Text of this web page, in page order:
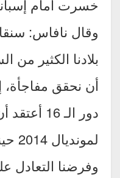
خسرت أمام إسبانيا
وقال نافاس:
بلادنا الكثير من
أن نحقق مفاجأة،
دور الـ
وفرضنا التعادل